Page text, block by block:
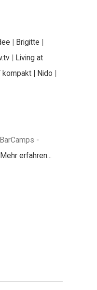
| Brigitte |
| Living at
kompakt | Nido |
-
Mehr erfahren...